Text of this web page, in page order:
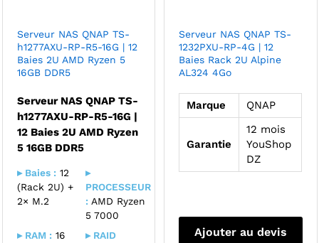
Serveur NAS QNAP TS-
h1277AXU-RP-R5-16G | 12
Baies 2U AMD Ryzen 5
16GB DDR5
Serveur NAS QNAP TS-
h1277AXU-RP-R5-16G |
12 Baies 2U AMD Ryzen
5 16GB DDR5
▸ Baies : 12
(Rack 2U) +
2× M.2
▸
PROCESSEUR
: AMD Ryzen
5 7000
▸ RAM : 16
▸ RAID
Serveur NAS QNAP TS-
1232PXU-RP-4G | 12
Baies Rack 2U Alpine
AL324 4Go
Marque QNAP
Garantie
12 mois
YouShop
DZ
Ajouter au devis